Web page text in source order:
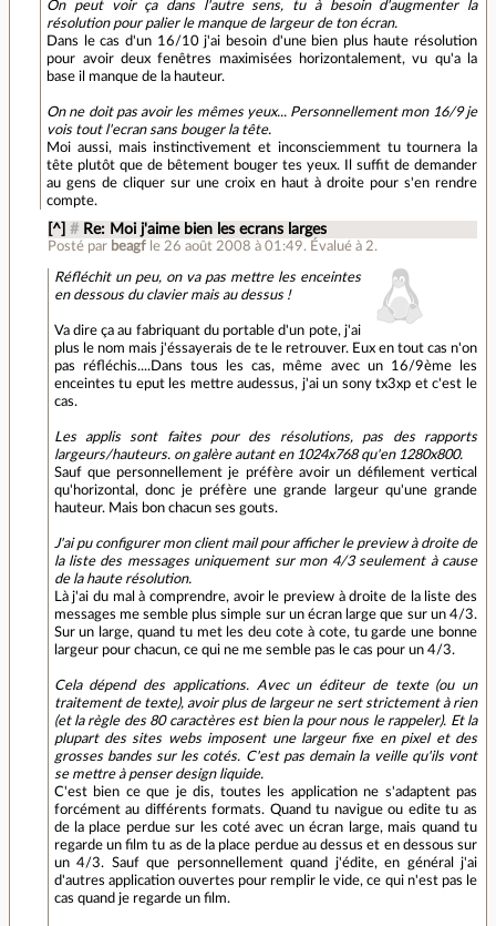
On peut voir ça dans l'autre sens, tu à besoin d'augmenter la
résolution pour palier le manque de largeur de ton écran.
Dans le cas d'un 16/10 j'ai besoin d'une bien plus haute résolution
pour avoir deux fenêtres maximisées horizontalement, vu qu'a la
base il manque de la hauteur.
On ne doit pas avoir les mêmes yeux... Personnellement mon 16/9 je
vois tout l'ecran sans bouger la tête.
Moi aussi, mais instinctivement et inconsciemment tu tournera la
tête plutôt que de bêtement bouger tes yeux. Il suffit de demander
au gens de cliquer sur une croix en haut à droite pour s'en rendre
compte.
[^] # Re: Moi j'aime bien les ecrans larges
Posté par beagf le 26 août 2008 à 01:49. Évalué à 2.
Réfléchit un peu, on va pas mettre les enceintes
en dessous du clavier mais au dessus !
Va dire ça au fabriquant du portable d'un pote, j'ai
plus le nom mais j'éssayerais de te le retrouver. Eux en tout cas n'on
pas réfléchis....Dans tous les cas, même avec un 16/9ème les
enceintes tu eput les mettre audessus, j'ai un sony tx3xp et c'est le
cas.
Les applis sont faites pour des résolutions, pas des rapports
largeurs/hauteurs. on galère autant en 1024x768 qu'en 1280x800.
Sauf que personnellement je préfère avoir un défilement vertical
qu'horizontal, donc je préfère une grande largeur qu'une grande
hauteur. Mais bon chacun ses gouts.
J'ai pu configurer mon client mail pour afficher le preview à droite de
la liste des messages uniquement sur mon 4/3 seulement à cause
de la haute résolution.
Là j'ai du mal à comprendre, avoir le preview à droite de la liste des
messages me semble plus simple sur un écran large que sur un 4/3.
Sur un large, quand tu met les deu cote à cote, tu garde une bonne
largeur pour chacun, ce qui ne me semble pas le cas pour un 4/3.
Cela dépend des applications. Avec un éditeur de texte (ou un
traitement de texte), avoir plus de largeur ne sert strictement à rien
(et la règle des 80 caractères est bien la pour nous le rappeler). Et la
plupart des sites webs imposent une largeur fixe en pixel et des
grosses bandes sur les cotés. C'est pas demain la veille qu'ils vont
se mettre à penser design liquide.
C'est bien ce que je dis, toutes les application ne s'adaptent pas
forcément au différents formats. Quand tu navigue ou edite tu as
de la place perdue sur les coté avec un écran large, mais quand tu
regarde un film tu as de la place perdue au dessus et en dessous sur
un 4/3. Sauf que personnellement quand j'édite, en général j'ai
d'autres application ouvertes pour remplir le vide, ce qui n'est pas le
cas quand je regarde un film.